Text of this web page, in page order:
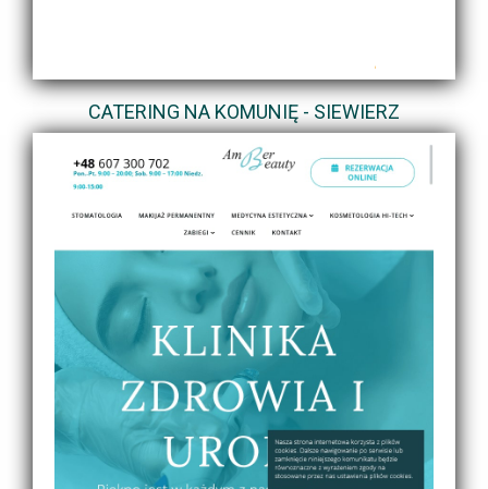
CATERING NA KOMUNIĘ - SIEWIERZ